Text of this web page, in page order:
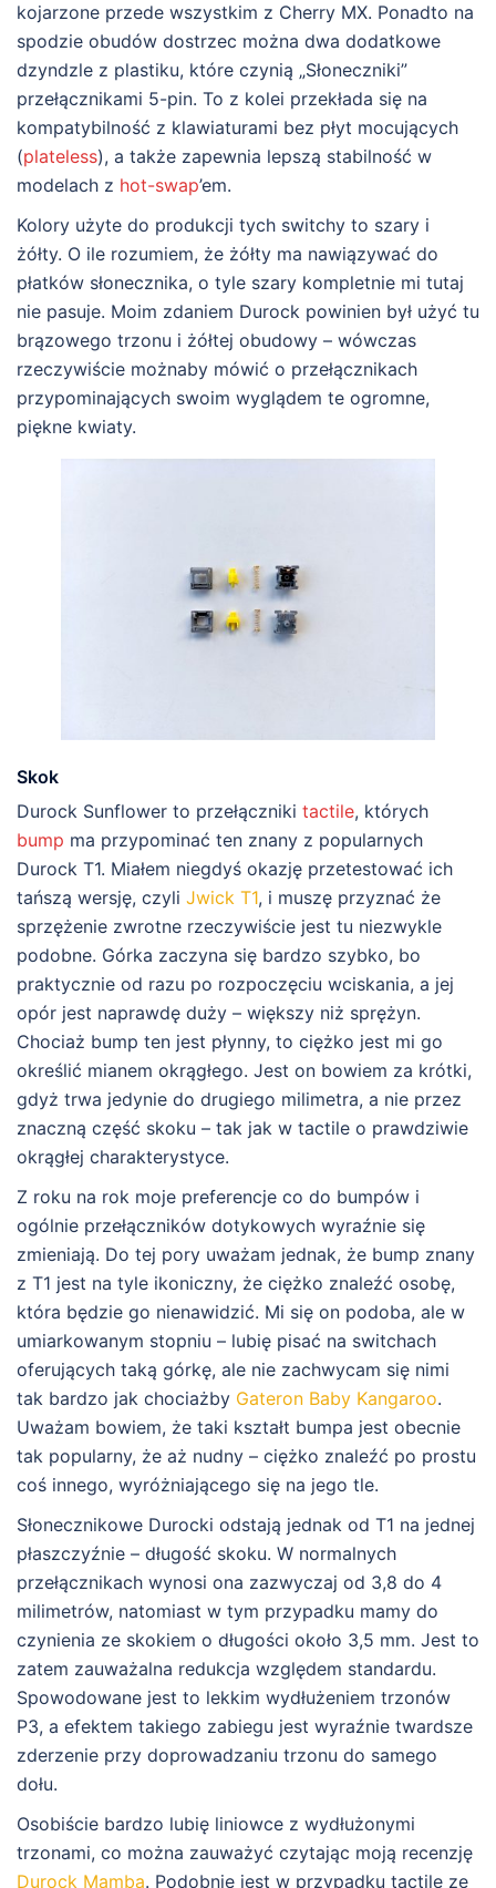
kojarzone przede wszystkim z Cherry MX. Ponadto na
spodzie obudów dostrzec można dwa dodatkowe
dzyndzle z plastiku, które czynią „Słoneczniki”
przełącznikami 5-pin. To z kolei przekłada się na
kompatybilność z klawiaturami bez płyt mocujących
(plateless), a także zapewnia lepszą stabilność w
modelach z hot-swap’em.
Kolory użyte do produkcji tych switchy to szary i
żółty. O ile rozumiem, że żółty ma nawiązywać do
płatków słonecznika, o tyle szary kompletnie mi tutaj
nie pasuje. Moim zdaniem Durock powinien był użyć tu
brązowego trzonu i żółtej obudowy – wówczas
rzeczywiście możnaby mówić o przełącznikach
przypominających swoim wyglądem te ogromne,
piękne kwiaty.
Skok
Durock Sunflower to przełączniki tactile, których
bump ma przypominać ten znany z popularnych
Durock T1. Miałem niegdyś okazję przetestować ich
tańszą wersję, czyli Jwick T1, i muszę przyznać że
sprzężenie zwrotne rzeczywiście jest tu niezwykle
podobne. Górka zaczyna się bardzo szybko, bo
praktycznie od razu po rozpoczęciu wciskania, a jej
opór jest naprawdę duży – większy niż sprężyn.
Chociaż bump ten jest płynny, to ciężko jest mi go
określić mianem okrągłego. Jest on bowiem za krótki,
gdyż trwa jedynie do drugiego milimetra, a nie przez
znaczną część skoku – tak jak w tactile o prawdziwie
okrągłej charakterystyce.
Z roku na rok moje preferencje co do bumpów i
ogólnie przełączników dotykowych wyraźnie się
zmieniają. Do tej pory uważam jednak, że bump znany
z T1 jest na tyle ikoniczny, że ciężko znaleźć osobę,
która będzie go nienawidzić. Mi się on podoba, ale w
umiarkowanym stopniu – lubię pisać na switchach
oferujących taką górkę, ale nie zachwycam się nimi
tak bardzo jak chociażby Gateron Baby Kangaroo.
Uważam bowiem, że taki kształt bumpa jest obecnie
tak popularny, że aż nudny – ciężko znaleźć po prostu
coś innego, wyróżniającego się na jego tle.
Słonecznikowe Durocki odstają jednak od T1 na jednej
płaszczyźnie – długość skoku. W normalnych
przełącznikach wynosi ona zazwyczaj od 3,8 do 4
milimetrów, natomiast w tym przypadku mamy do
czynienia ze skokiem o długości około 3,5 mm. Jest to
zatem zauważalna redukcja względem standardu.
Spowodowane jest to lekkim wydłużeniem trzonów
P3, a efektem takiego zabiegu jest wyraźnie twardsze
zderzenie przy doprowadzaniu trzonu do samego
dołu.
Osobiście bardzo lubię liniowce z wydłużonymi
trzonami, co można zauważyć czytając moją recenzję
Durock Mamba. Podobnie jest w przypadku tactile ze